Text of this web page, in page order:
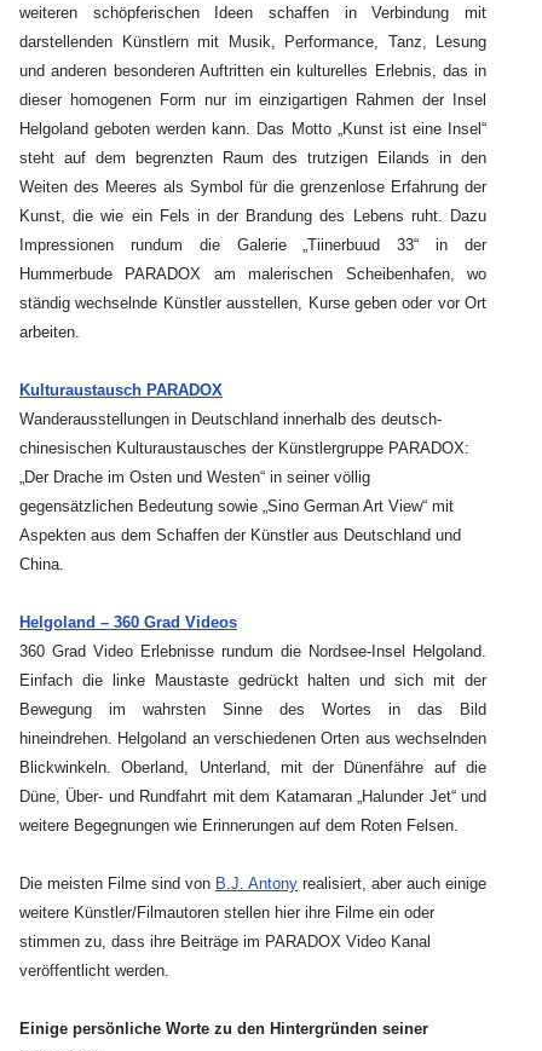
weiteren schöpferischen Ideen schaffen in Verbindung mit
darstellenden Künstlern mit Musik, Performance, Tanz, Lesung
und anderen besonderen Auftritten ein kulturelles Erlebnis, das in
dieser homogenen Form nur im einzigartigen Rahmen der Insel
Helgoland geboten werden kann. Das Motto „Kunst ist eine Insel“
steht auf dem begrenzten Raum des trutzigen Eilands in den
Weiten des Meeres als Symbol für die grenzenlose Erfahrung der
Kunst, die wie ein Fels in der Brandung des Lebens ruht. Dazu
Impressionen rundum die Galerie „Tiinerbuud 33“ in der
Hummerbude PARADOX am malerischen Scheibenhafen, wo
ständig wechselnde Künstler ausstellen, Kurse geben oder vor Ort
arbeiten.
Kulturaustausch PARADOX
Wanderausstellungen in Deutschland innerhalb des deutsch-
chinesischen Kulturaustausches der Künstlergruppe PARADOX:
„Der Drache im Osten und Westen“ in seiner völlig
gegensätzlichen Bedeutung sowie „Sino German Art View“ mit
Aspekten aus dem Schaffen der Künstler aus Deutschland und
China.
Helgoland – 360 Grad Videos
360 Grad Video Erlebnisse rundum die Nordsee-Insel Helgoland.
Einfach die linke Maustaste gedrückt halten und sich mit der
Bewegung im wahrsten Sinne des Wortes in das Bild
hineindrehen. Helgoland an verschiedenen Orten aus wechselnden
Blickwinkeln. Oberland, Unterland, mit der Dünenfähre auf die
Düne, Über- und Rundfahrt mit dem Katamaran „Halunder Jet“ und
weitere Begegnungen wie Erinnerungen auf dem Roten Felsen.
Die meisten Filme sind von B.J. Antony realisiert, aber auch einige
weitere Künstler/Filmautoren stellen hier ihre Filme ein oder
stimmen zu, dass ihre Beiträge im PARADOX Video Kanal
veröffentlicht werden.
Einige persönliche Worte zu den Hintergründen seiner